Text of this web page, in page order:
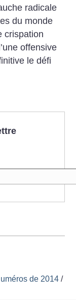
radicale
du monde
crispation
offensive
le défi
de 2014 /